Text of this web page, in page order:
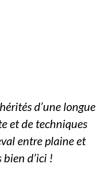
d’une longue
et de techniques
entre plaine et
d’ici !